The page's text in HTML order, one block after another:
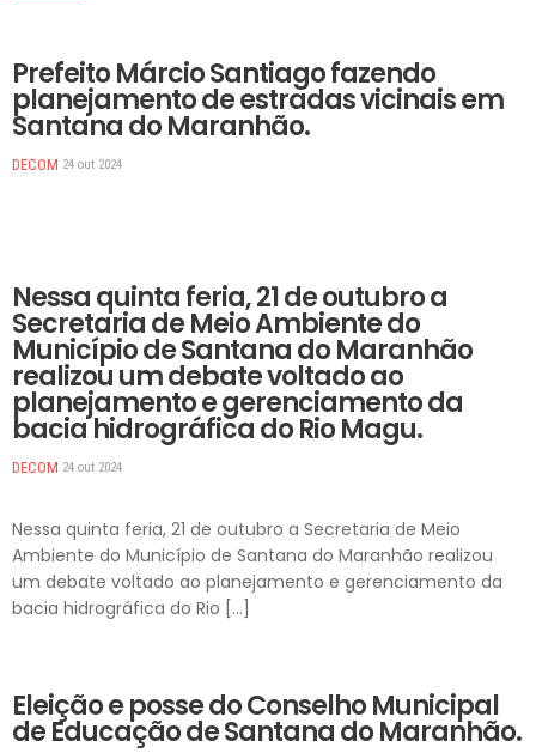
Prefeito Márcio Santiago fazendo
planejamento de estradas vicinais em
Santana do Maranhão.
DECOM 24 out 2024
Nessa quinta feria, 21 de outubro a
Secretaria de Meio Ambiente do
Município de Santana do Maranhão
realizou um debate voltado ao
planejamento e gerenciamento da
bacia hidrográfica do Rio Magu.
DECOM 24 out 2024
Nessa quinta feria, 21 de outubro a Secretaria de Meio
Ambiente do Município de Santana do Maranhão realizou
um debate voltado ao planejamento e gerenciamento da
bacia hidrográfica do Rio […]
Eleição e posse do Conselho Municipal
de Educação de Santana do Maranhão.